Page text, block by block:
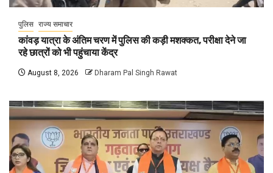
पुलिस राज्य समाचार
कांवड़ यात्रा के अंतिम चरण में पुलिस की कड़ी मशक्कत, परीक्षा देने जा
रहे छात्रों को भी पहुंचाया केंद्र
August 8, 2026 Dharam Pal Singh Rawat